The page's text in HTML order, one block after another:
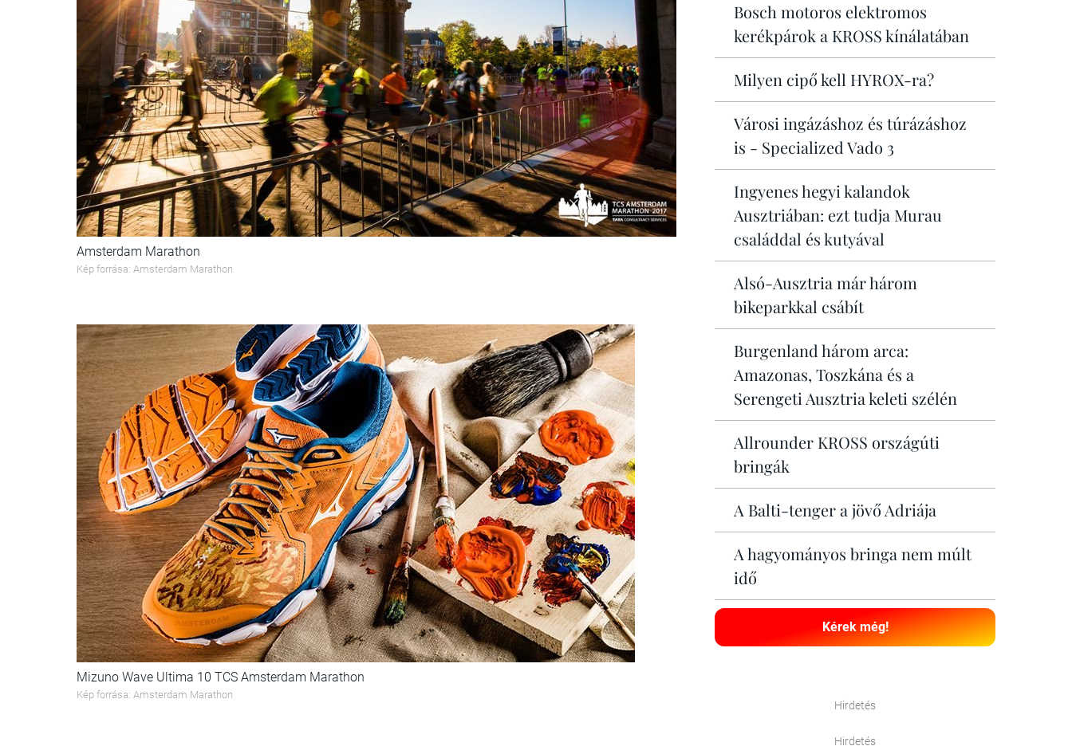
Amsterdam Marathon
Kép forrása: Amsterdam Marathon
Mizuno Wave Ultima 10 TCS Amsterdam Marathon
Kép forrása: Amsterdam Marathon
Bosch motoros elektromos
kerékpárok a KROSS kínálatában
Milyen cipő kell HYROX-ra?
Városi ingázáshoz és túrázáshoz
is - Specialized Vado 3
Ingyenes hegyi kalandok
Ausztriában: ezt tudja Murau
családdal és kutyával
Alsó-Ausztria már három
bikeparkkal csábít
Burgenland három arca:
Amazonas, Toszkána és a
Serengeti Ausztria keleti szélén
Allrounder KROSS országúti
bringák
A Balti-tenger a jövő Adriája
A hagyományos bringa nem múlt
idő
Kérek még!
Hirdetés
Hirdetés